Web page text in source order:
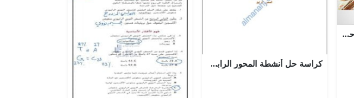
عرض بوربوينت لدرس قصيدة حنانيك مقر عرب201 الصفحات 20
كراسة حل أنشطة المحور الرابع (لغة عربية) الثالث